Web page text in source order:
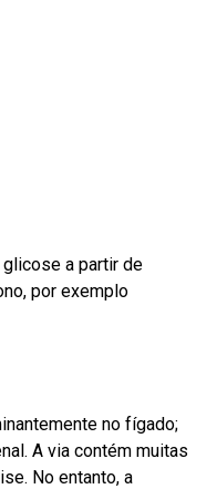
a partir de
por exemplo
no fígado;
A via contém muitas
No entanto, a